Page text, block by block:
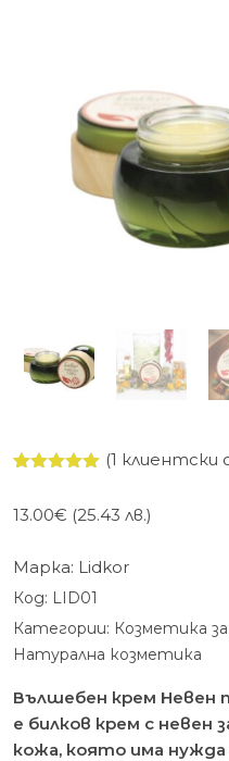
базирано
оценки
(1 клиентски
13.00€ (25.43 лв.)
Марка: Lidkor
Код: LID01
Категории: Козметика
Натурална козметика
Вълшебен крем Невен
е билков крем с невен
кожа, която има